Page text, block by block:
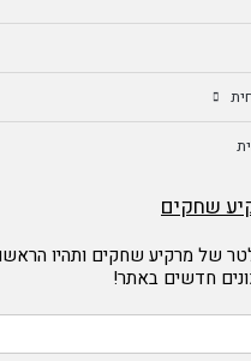
שחקים
של מרקיע שחקים ותהיו
חדשים באתר!